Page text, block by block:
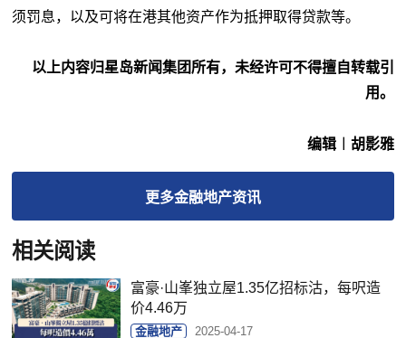
须罚息，以及可将在港其他资产作为抵押取得贷款等。
以上内容归星岛新闻集团所有，未经许可不得擅自转载引
用。
编辑︱胡影雅
更多金融地产资讯
相关阅读
富豪·山峯独立屋1.35亿招标沽，每呎造
价4.46万
金融地产 2025-04-17